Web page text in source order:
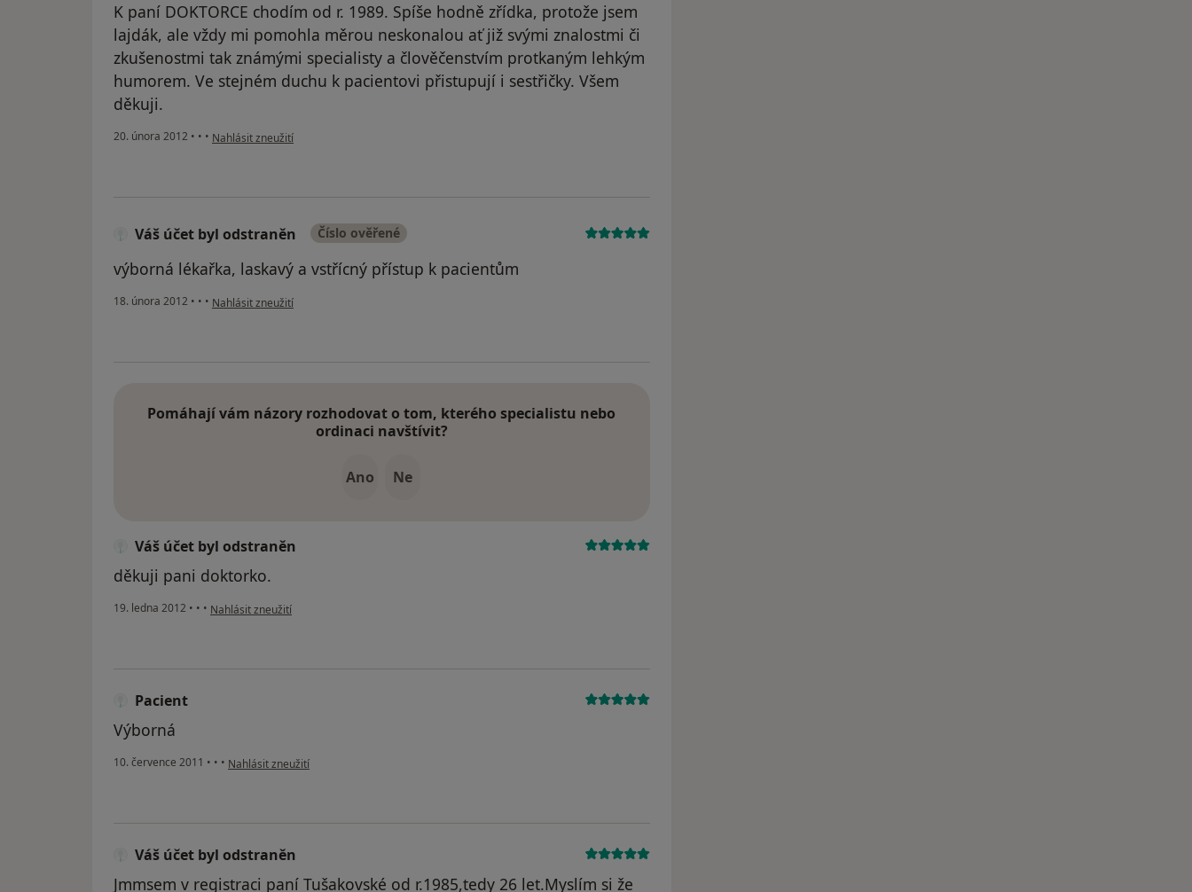
K paní DOKTORCE chodím od r. 1989. Spíše hodně zřídka, protože jsem
lajdák, ale vždy mi pomohla měrou neskonalou ať již svými znalostmi či
zkušenostmi tak známými specialisty a člověčenstvím protkaným lehkým
humorem. Ve stejném duchu k pacientovi přistupují i sestřičky. Všem
děkuji.
20. února 2012 • • • podle názoru uživatele Váš účet byl odstraněn
Nahlásit zneužití
Váš účet byl odstraněn Číslo ověřené
výborná lékařka, laskavý a vstřícný přístup k pacientům
18. února 2012 • • • podle názoru uživatele Váš účet byl odstraněn
Nahlásit zneužití
Pomáhají vám názory rozhodovat o tom, kterého specialistu nebo
ordinaci navštívit?
Ano Ne
Váš účet byl odstraněn
děkuji pani doktorko.
19. ledna 2012 • • • podle názoru uživatele Váš účet byl odstraněn
Nahlásit zneužití
Pacient
Výborná
10. července 2011 • • • podle názoru uživatele Pacient
Nahlásit zneužití
Váš účet byl odstraněn
Jmmsem v registraci paní Tušakovské od r.1985,tedy 26 let.Myslím si že